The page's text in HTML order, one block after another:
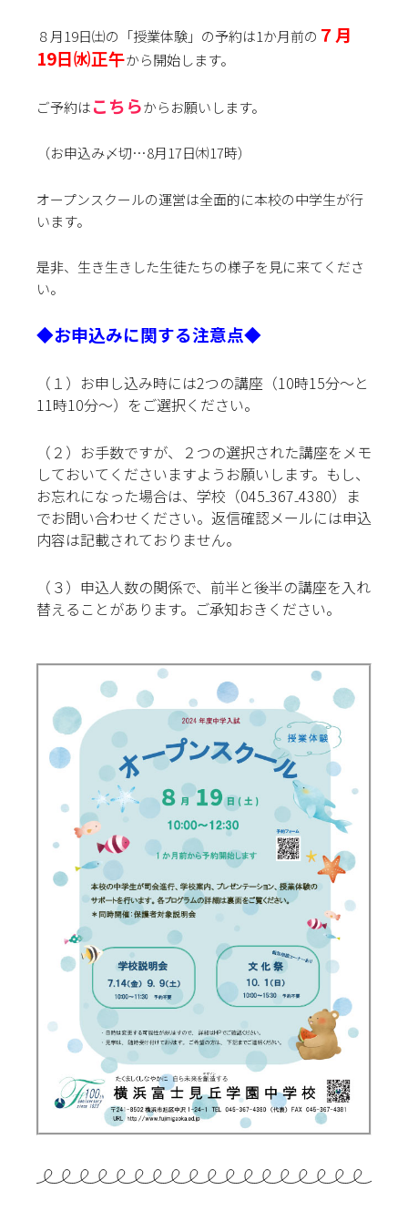
８月19日㈯の「授業体験」の予約は1か月前の ７月
19日㈬正午から開始します。
ご予約はこちらからお願いします。
（お申込み〆切…8月17日㈭17時）
オープンスクールの運営は全面的に本校の中学生が行
います。
是非、生き生きした生徒たちの様子を見に来てくださ
い。
◆お申込みに関する注意点◆
（１）お申し込み時には2つの講座（10時15分～と
11時10分～）をご選択ください。
（２） お手数ですが、２つの選択された講座をメモ
しておいてくださいますようお願いします。もし、
お忘れになった場合は、学校（045₋367₋4380）ま
でお問い合わせください。返信確認メールには申込
内容は記載されておりません。
（３）申込人数の関係で、前半と後半の講座を入れ
替えることがあります。ご承知おきください。